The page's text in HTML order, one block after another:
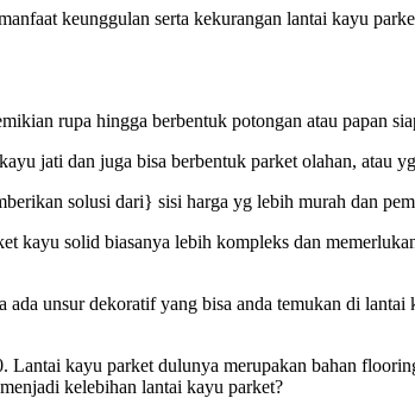
keunggulan serta kekurangan lantai kayu
rupa hingga berbentuk potongan atau papan
jati dan juga bisa berbentuk parket olahan, atau
solusi dari} sisi harga yg lebih murah dan
kayu solid biasanya lebih kompleks dan
unsur dekoratif yang bisa anda temukan di
Lantai kayu parket dulunya merupakan bahan
kelebihan lantai kayu parket?